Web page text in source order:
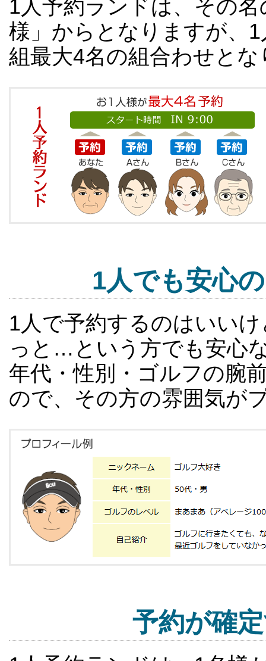
1人予約ランドは、その
様」からとなりますが、
組最大4名の組合わせとな
1人でも安心
1人で予約するのはいい
っと…という方でも安心
年代・性別・ゴルフの腕
ので、その方の雰囲気が
予約が確